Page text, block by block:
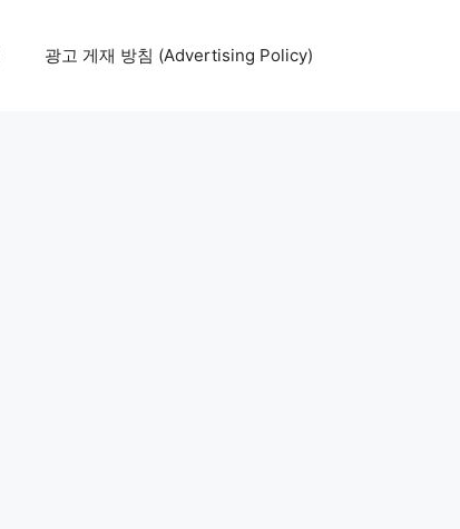
광고 게재 방침 (Advertising Policy)